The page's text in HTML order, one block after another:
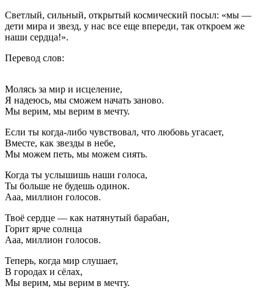
Светлый, сильный, открытый космический посыл: «мы —
дети мира и звезд, у нас все еще впереди, так откроем же
наши сердца!».
Перевод слов:
—
дети
этого
Мы
все
разные,
в
то
же
одинаковые.
Мы
верим,
мы
верим
в
мечту.
Молясь за мир и исцеление,
Я надеюсь, мы сможем начать заново.
Мы верим, мы верим в мечту.
Если ты когда-либо чувствовал, что любовь угасает,
Вместе, как звезды в небе,
Мы можем петь, мы можем сиять.
Когда ты услышишь наши голоса,
Ты больше не будешь одинок.
Ааа, миллион голосов.
Твоё сердце — как натянутый барабан,
Горит ярче солнца
Ааа, миллион голосов.
Теперь, когда мир слушает,
В городах и сёлах,
Мы верим, мы верим в мечту.